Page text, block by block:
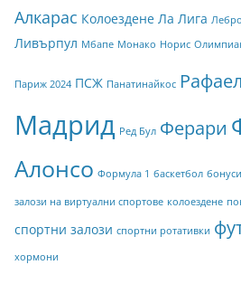
Алкарас Колоездене Ла Лига
Ливърпул Мбапе Монако Норис
Париж 2024 ПСЖ Панатинайкос
Мадрид Ред Бул Ферари
Алонсо Формула 1 баскетбол бонуси
залози на виртуални спортове колоездене
спортни залози спортни ротативки
хормони